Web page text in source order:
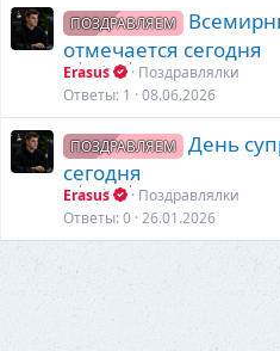
ПОЗДРАВЛЯЕМ
отмечается сегодня
Erasus
Поздравлялки
Ответы 1 08.06.2026
ПОЗДРАВЛЯЕМ
День
сегодня
Erasus
Поздравлялки
Ответы 0 26.01.2026